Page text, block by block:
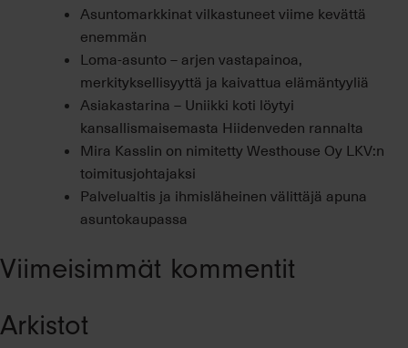
Asuntomarkkinat vilkastuneet viime kevättä
enemmän
Loma-asunto – arjen vastapainoa,
merkityksellisyyttä ja kaivattua elämäntyyliä
Asiakastarina – Uniikki koti löytyi
kansallismaisemasta Hiidenveden rannalta
Mira Kasslin on nimitetty Westhouse Oy LKV:n
toimitusjohtajaksi
Palvelualtis ja ihmisläheinen välittäjä apuna
asuntokaupassa
Viimeisimmät kommentit
Arkistot